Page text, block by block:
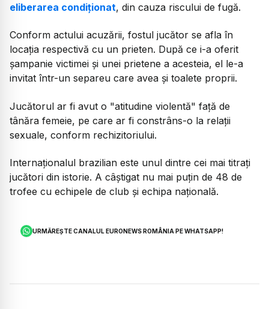
eliberarea condiționat, din cauza riscului de fugă.
Conform actului acuzării, fostul jucător se afla în
locaţia respectivă cu un prieten. După ce i-a oferit
şampanie victimei şi unei prietene a acesteia, el le-a
invitat într-un separeu care avea şi toalete proprii.
Jucătorul ar fi avut o "atitudine violentă" faţă de
tânăra femeie, pe care ar fi constrâns-o la relaţii
sexuale, conform rechizitoriului.
Internaționalul brazilian este unul dintre cei mai titrați
jucători din istorie. A câștigat nu mai puțin de 48 de
trofee cu echipele de club și echipa națională.
URMĂREȘTE CANALUL EURONEWS ROMÂNIA PE WHATSAPP!